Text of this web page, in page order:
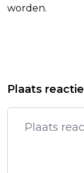
worden.
VITESSE
Plaats reactie